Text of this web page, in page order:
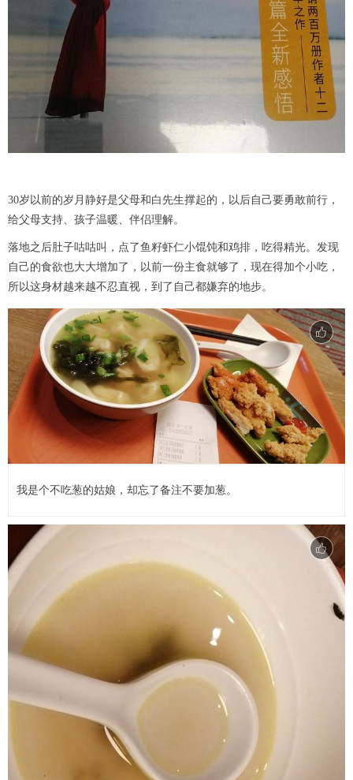
30岁以前的岁月静好是父母和白先生撑起的，以后自己要勇敢前行，
给父母支持、孩子温暖、伴侣理解。
落地之后肚子咕咕叫，点了鱼籽虾仁小馄饨和鸡排，吃得精光。发现
自己的食欲也大大增加了，以前一份主食就够了，现在得加个小吃，
所以这身材越来越不忍直视，到了自己都嫌弃的地步。
我是个不吃葱的姑娘，却忘了备注不要加葱。